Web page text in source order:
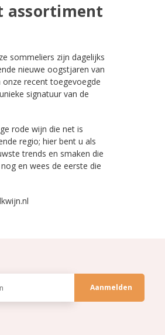
assortiment
sommeliers zijn dagelijks
nieuwe oogstjaren van
recent toegevoegde
signatuur van de
rode wijn die net is
regio; hier bent u als
trends en smaken die
en wees de eerste die